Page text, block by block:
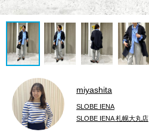
miyashita
SLOBE IENA
SLOBE IENA 札幌大丸店